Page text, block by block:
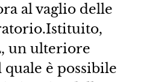
al vaglio delle
un ulteriore
è possibile